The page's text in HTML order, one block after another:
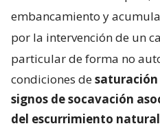
embancamiento y
por la intervención de un
particular de forma no
condiciones desaturación
signos de socavación
del escurrimiento